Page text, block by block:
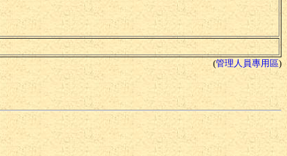
(管理人員專用區)